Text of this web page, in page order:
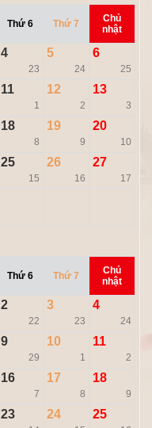
Thứ 6 Thứ 7
Chủ
nhật
4
23
5
24
6
25
11
1
12
2
13
3
18
8
19
9
20
10
25
15
26
16
27
17
Thứ 6 Thứ 7
Chủ
nhật
2
22
3
23
4
24
9
29
10
1
11
2
16
7
17
8
18
9
23 24 25